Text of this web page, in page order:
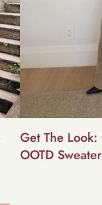
Get The
OOTD